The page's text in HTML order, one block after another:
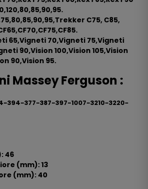
C75, C85,
65,Vigneti 70,Vigneti 75,Vigneti
90,Vision 100,Vision 105,Vision
90,Vision 95.
Massey Ferguson :
394-377-387-397-1007-3210-3220-
46
(mm): 13
(mm): 40